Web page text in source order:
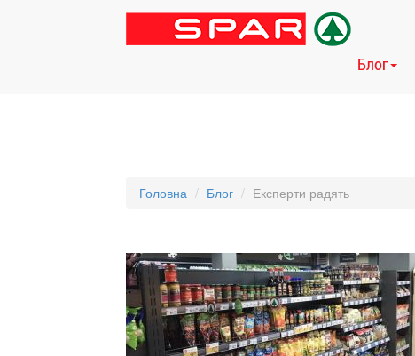
Блог
Головна Блог Експерти радять